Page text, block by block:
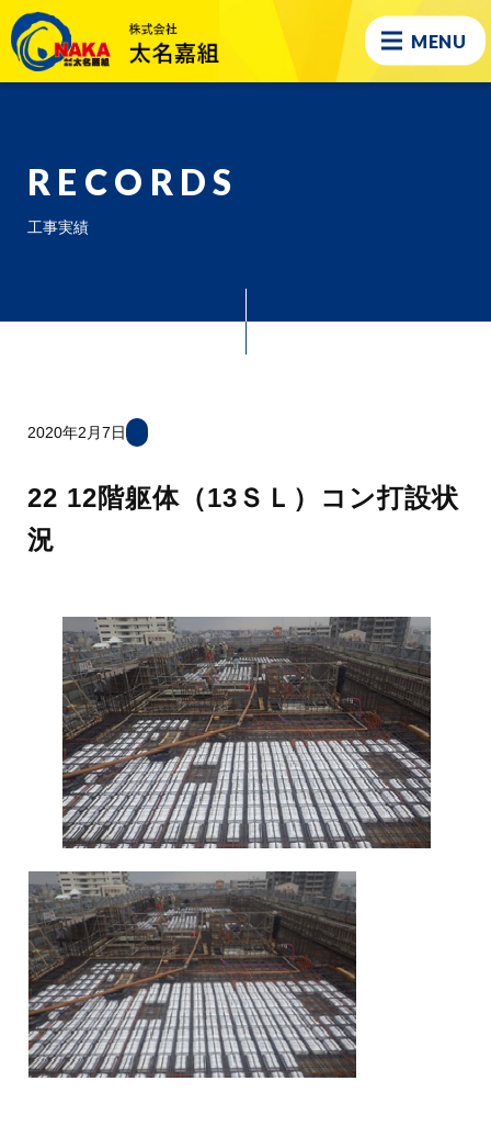
MENU
RECORDS
工事実績
2020年2月7日
22 12階躯体（13ＳＬ）コン打設状
況